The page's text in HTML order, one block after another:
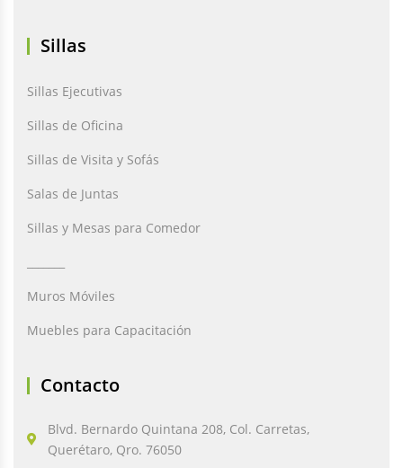
Sillas
Sillas Ejecutivas
Sillas de Oficina
Sillas de Visita y Sofás
Salas de Juntas
Sillas y Mesas para Comedor
Muros Móviles
Muebles para Capacitación
Contacto
Blvd. Bernardo Quintana 208, Col. Carretas,
Querétaro, Qro. 76050